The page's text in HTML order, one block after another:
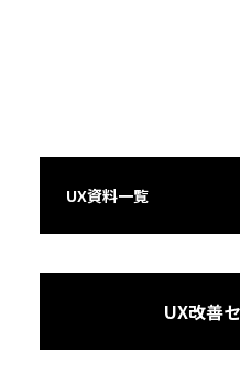
UX資料一覧
UX改善